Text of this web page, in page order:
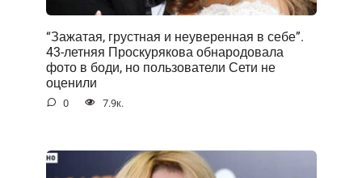
“Зажатая, грустная и неуверенная в себе”.
43-летняя Проскурякова обнародовала
фото в боди, но пользователи Сети не
оценили
0 7.9к.